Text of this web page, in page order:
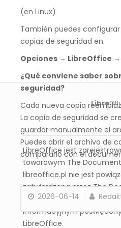
(en Linux)
También puedes
copias de seguridad en:
Opciones → LibreOffice →
¿Qué conviene saber
seguridad?
Cada nueva copia
La copia de seguridad se
guardar manualmente el
Puedes abrir el archivo de
compararlo con el
2026-06-14
Libre
LibreOffice jest
towarowym The
libreoffice.pl nie jest
zatwierdzona przez The
Libreoffice.pl jest
informacyjnym
LibreOffice.